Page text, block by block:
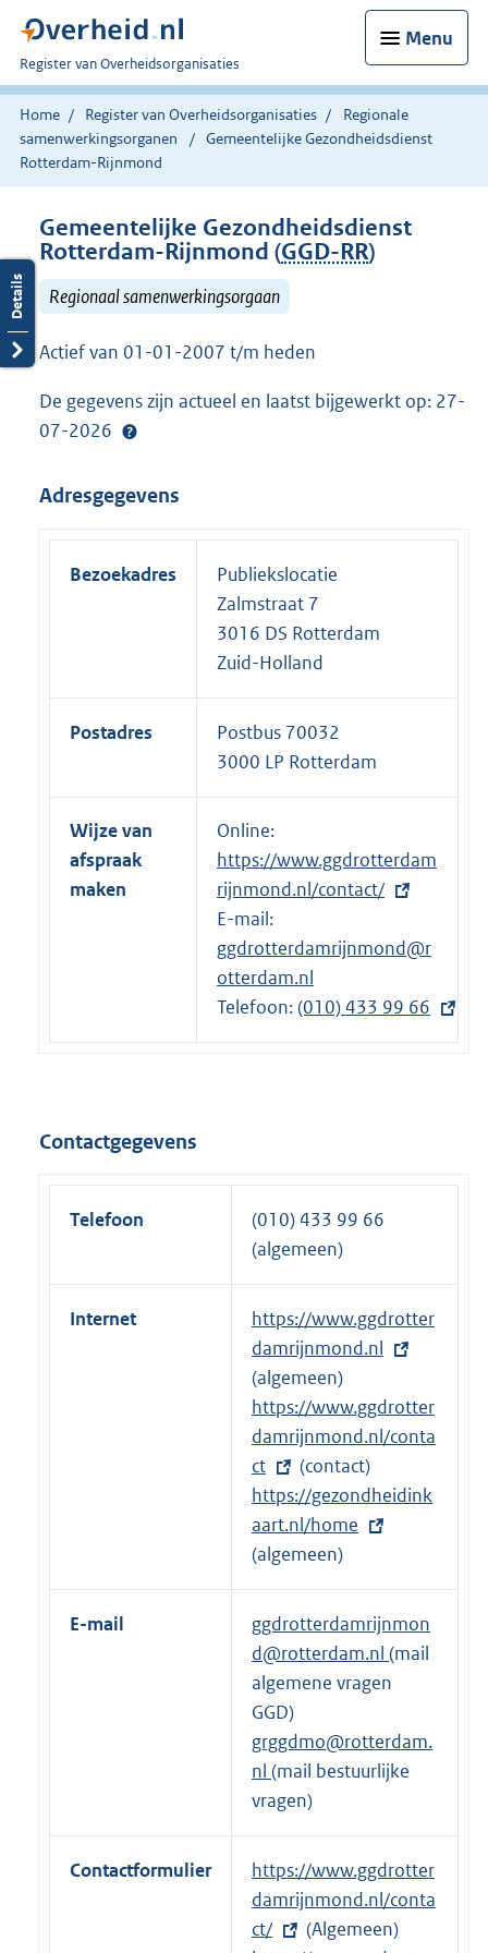
Menu
U
bent
nu
hier:
Register van Overheidsorganisaties
Home Register van Overheidsorganisaties
Regionale
samenwerkingsorganen
Gemeentelijke Gezondheidsdienst
Rotterdam-Rijnmond
Gemeentelijke Gezondheidsdienst
Rotterdam-Rijnmond (GGD-RR)
Regionaal samenwerkingsorgaan
Actief van 01-01-2007 t/m heden
De gegevens zijn actueel en laatst bijgewerkt op: 27-
07-2026
Adresgegevens
Bezoekadres
Publiekslocatie
Zalmstraat 7
3016 DS Rotterdam
Zuid-Holland
Postadres
Postbus 70032
3000 LP Rotterdam
Wijze van
afspraak
maken
Online:
x
t
r
n
e
l
https://www.ggdrotterdam
rijnmond.nl/contact/
E-mail:
ggdrotterdamrijnmond@r
otterdam.nl
Telefoon:E
x
e
l
i
:
(010) 433 99 66
Contactgegevens
Telefoon
(010) 433 99 66
(algemeen)
Internet
E
x
t
e
r
n
e
l
i
n
:
https://www.ggdrotter
damrijnmond.nl
(algemeen)
E
x
t
e
r
n
e
i
k
https://www.ggdrotter
damrijnmond.nl/conta
ct
(contact)
E
x
t
e
n
l
n
https://gezondheidink
aart.nl/home
(algemeen)
E-mail
ggdrotterdamrijnmon
d@rotterdam.nl (mail
algemene vragen
GGD)
grggdmo@rotterdam.
nl (mail bestuurlijke
vragen)
Contactformulier
E
x
t
https://www.ggdrotter
damrijnmond.nl/conta
ct/
(Algemeen)